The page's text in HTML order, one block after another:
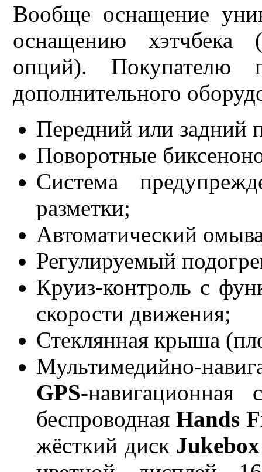
Вообще оснащение
оснащению хэтчбека
опций). Покупателю
дополнительного
Передний или задний
Поворотные
Система
разметки;
Автоматический
Регулируемый
Круиз-контроль с
скорости движения;
Стеклянная крыша
Мультимедийно-
GPS-навигационная
беспроводная Hands
жёсткий диск Jukebox